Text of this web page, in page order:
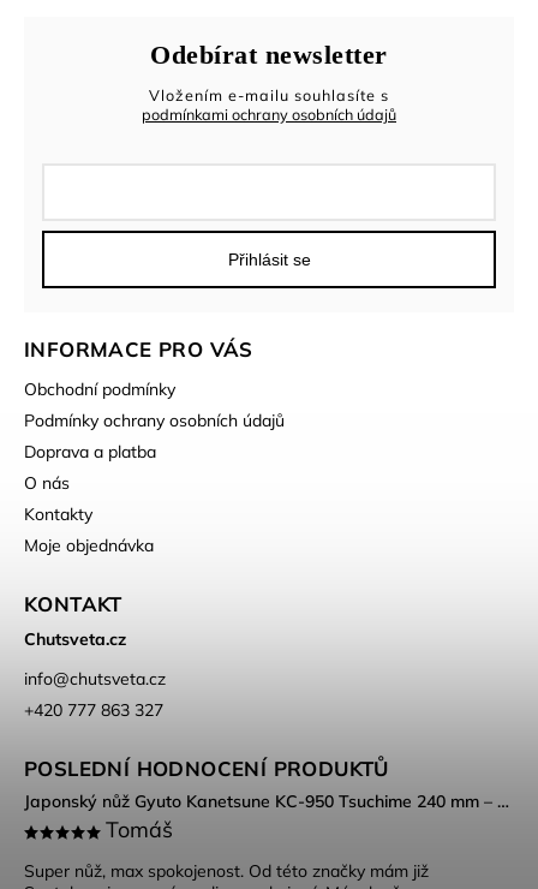
INFORMACE PRO VÁS
Obchodní podmínky
Podmínky ochrany osobních údajů
Doprava a platba
O nás
Kontakty
Moje objednávka
KONTAKT
Chutsveta.cz
info@chutsveta.cz
+420 777 863 327
POSLEDNÍ HODNOCENÍ PRODUKTŮ
Japonský nůž Gyuto Kanetsune KC-950 Tsuchime 240 mm – DSR-1K6 ocel, Tsuchime povrch
Tomáš
Super nůž, max spokojenost. Od této značky mám již
Odebírat newsletter
Vložením e-mailu souhlasíte s
podmínkami ochrany osobních údajů
Přihlásit se